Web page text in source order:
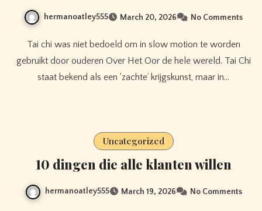
hermanoatley555 March 20, 2026 No Comments
Tai chi was niet bedoeld om in slow motion te worden
gebruikt door ouderen Over Het Oor de hele wereld. Tai Chi
staat bekend als een ‘zachte’ krijgskunst, maar in…
Uncategorized
10 dingen die alle klanten willen
hermanoatley555 March 19, 2026 No Comments